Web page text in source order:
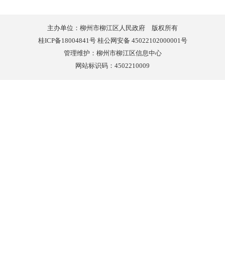
主办单位：柳州市柳江区人民政府 版权所有
桂ICP备18004841号 桂公网安备 45022102000001号
管理维护：柳州市柳江区信息中心
网站标识码：4502210009